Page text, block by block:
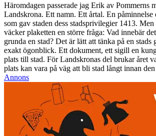
Häromdagen passerade jag Erik av Pommerns
Landskrona. Ett namn. Ett årtal. En
som gav staden dess stadsprivilegier 1413.
väcker plaketten en större fråga: Vad innebär
grunda en stad? Det är lätt att tänka på en stads
exakt ögonblick. Ett dokument, ett sigill en
plats till stad. För Landskronas del brukar året
plats kan vara på väg att bli stad långt innan
Annons